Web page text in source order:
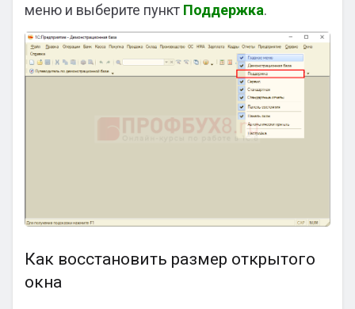
меню и выберите пункт Поддержка.
Как восстановить размер открытого
окна